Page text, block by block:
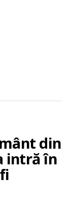
din
intră în